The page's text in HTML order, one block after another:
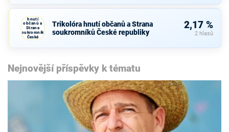
hnutí
občanů a
Strana
soukromníků
České
republiky
Trikolóra hnutí občanů a Strana
soukromníků České republiky
2,17 %
2 hlasů
Nejnovější příspěvky k tématu